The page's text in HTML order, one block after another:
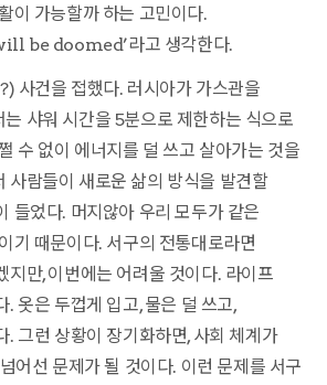
이 가능할까 하는 고민이다.
be doomed’라고 생각한다.
사건을 접했다. 러시아가 가스관을
샤워 시간을 5분으로 제한하는 식으로
수 없이 에너지를 덜 쓰고 살아가는 것을
사람들이 새로운 삶의 방식을 발견할
들었다. 머지않아 우리 모두가 같은
기 때문이다. 서구의 전통대로라면
지만, 이번에는 어려울 것이다. 라이프
. 옷은 두껍게 입고, 물은 덜 쓰고,
. 그런 상황이 장기화하면, 사회 체계가
어선 문제가 될 것이다. 이런 문제를 서구